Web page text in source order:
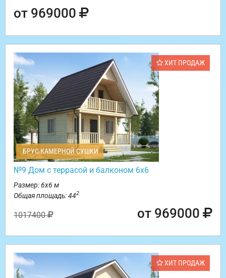
от 969000
ХИТ ПРОДАЖ
БРУС КАМЕРНОЙ СУШКИ
№9 Дом с террасой и балконом 6х6
Размер: 6х6 м
Общая площадь: 442
1017400 от 969000
ХИТ ПРОДАЖ